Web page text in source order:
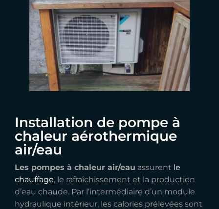
Installation de pompe à
chaleur aérothermique
air/eau
Les pompes à chaleur air/eau assurent le
chauffage, le rafraîchissement et la production
d’eau chaude. Par l’intermédiaire d’un module
hydraulique intérieur, les calories prélevées sont